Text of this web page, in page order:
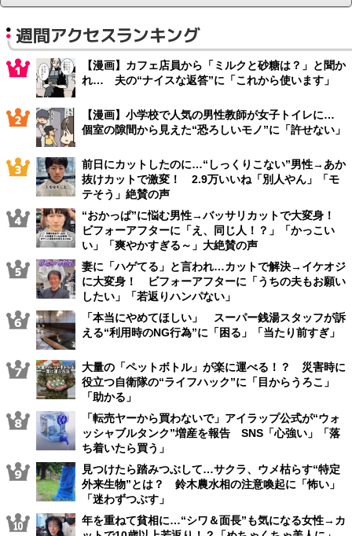
週間アクセスランキング
【漫画】カフェ店員から「ミルクと砂糖は？」と聞か
れ… 夫の“ナイスな返答”に「これから使います」
【漫画】小学校で人気の男性教師が女子トイレに…
個室の隙間から見えた“恐ろしいモノ”に「許せない」
前日にカットしたのに…“しっくりこない”男性→あか
抜けカットで激変！ 2.9万いいね「別人やん」「モ
テそう」絶賛の声
“おかっぱ”に悩む男性→バッサリカットで大変身！
ビフォーアフターに「え、同じ人！？」「かっこい
い」「爽やかすぎる～」大絶賛の声
妻に「ハゲてる」と言われ…カットで解決→イケオジ
に大変身！ ビフォーアフターに「うちの夫もお願い
したい」「若返りハンパない」
「本当にやめてほしい」 スーパー銭湯スタッフが訴
える“利用時のNG行為”に「困る」「当たり前すぎ」
大量の「ペットボトル」が楽に運べる！？ 災害時に
役立つ自衛隊の“ライフハック”に「目からうろこ」
「助かる」
「転売ヤーから買わないで」アイラップ公式が“ウォ
ッシャブルタンク”増産を報告 SNS「心強い」「落
ち着いたら買う」
見つけたら踏みつぶして…サクラ、ウメ枯らす“特定
外来生物”とは？ 鈴木農水相の注意喚起に「怖い」
「迷わずつぶす」
年を重ねて貧相に…“シワ＆面長”も気になる女性→カ